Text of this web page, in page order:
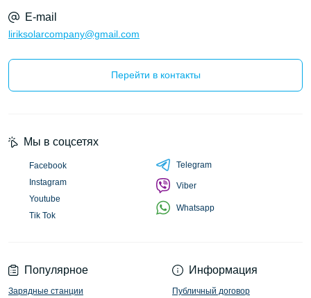
E-mail
liriksolarcompany@gmail.com
Перейти в контакты
Популярное
Зарядные станции
Информация
Публичный договор
Мы в соцсетях
Facebook
Instagram
Youtube
Tik Tok
Telegram
Viber
Whatsapp